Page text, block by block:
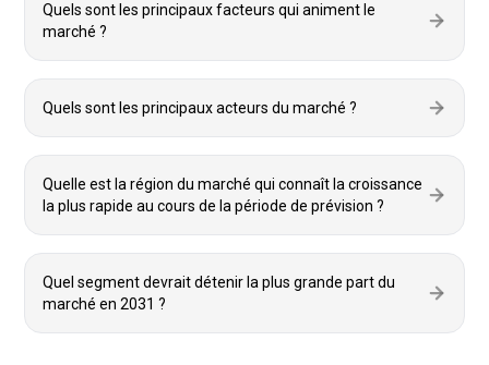
Quels sont les principaux facteurs qui animent le
marché ?
Quels sont les principaux acteurs du marché ?
Quelle est la région du marché qui connaît la croissance
la plus rapide au cours de la période de prévision ?
Quel segment devrait détenir la plus grande part du
marché en 2031 ?